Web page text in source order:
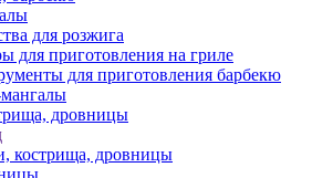
для розжига
для приготовления на гриле
для приготовления барбекю
дровницы
кострища, дровницы